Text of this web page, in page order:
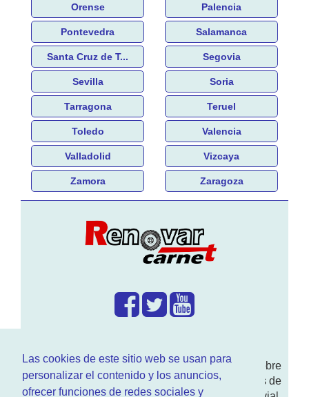
Las cookies de este sitio web se usan para
personalizar el contenido y los anuncios,
ofrecer funciones de redes sociales y
Orense Palencia
Pontevedra Salamanca
Santa Cruz de T... Segovia
Sevilla Soria
Tarragona Teruel
Toledo Valencia
Valladolid Vizcaya
Zamora Zaragoza
Enwww.RenovarCarnet.comTe contamos sobre
larenovación del permisode conducir, noticias de